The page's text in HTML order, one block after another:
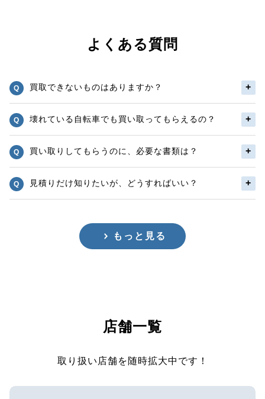
よくある質問
買取できないものはありますか？
壊れている自転車でも買い取ってもらえるの？
買い取りしてもらうのに、必要な書類は？
見積りだけ知りたいが、どうすればいい？
もっと見る
店舗一覧
取り扱い店舗を随時拡大中です！